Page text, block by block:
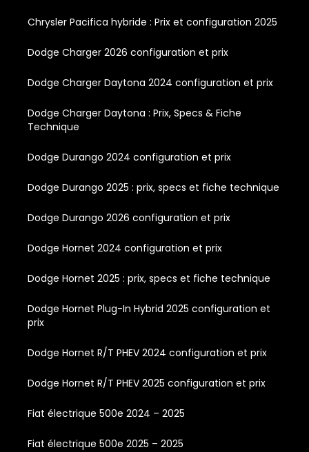
Chrysler Pacifica hybride : Prix et configuration 2025
Dodge Charger 2026 configuration et prix
Dodge Charger Daytona 2024 configuration et prix
Dodge Charger Daytona : Prix, Specs & Fiche
Technique
Dodge Durango 2024 configuration et prix
Dodge Durango 2025 : prix, specs et fiche technique
Dodge Durango 2026 configuration et prix
Dodge Hornet 2024 configuration et prix
Dodge Hornet 2025 : prix, specs et fiche technique
Dodge Hornet Plug-In Hybrid 2025 configuration et
prix
Dodge Hornet R/T PHEV 2024 configuration et prix
Dodge Hornet R/T PHEV 2025 configuration et prix
Fiat électrique 500e 2024 – 2025
Fiat électrique 500e 2025 – 2025